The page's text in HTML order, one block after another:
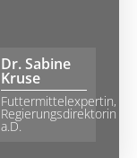
Dr. Sabine
Kruse
Futtermittelexpertin,
Regierungsdirektorin
a.D.